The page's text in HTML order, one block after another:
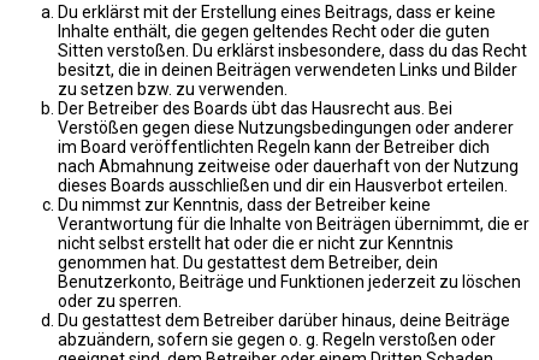
Du erklärst mit der Erstellung eines Beitrags, dass er keine
Inhalte enthält, die gegen geltendes Recht oder die guten
Sitten verstoßen. Du erklärst insbesondere, dass du das Recht
besitzt, die in deinen Beiträgen verwendeten Links und Bilder
zu setzen bzw. zu verwenden.
Der Betreiber des Boards übt das Hausrecht aus. Bei
Verstößen gegen diese Nutzungsbedingungen oder anderer
im Board veröffentlichten Regeln kann der Betreiber dich
nach Abmahnung zeitweise oder dauerhaft von der Nutzung
dieses Boards ausschließen und dir ein Hausverbot erteilen.
Du nimmst zur Kenntnis, dass der Betreiber keine
Verantwortung für die Inhalte von Beiträgen übernimmt, die er
nicht selbst erstellt hat oder die er nicht zur Kenntnis
genommen hat. Du gestattest dem Betreiber, dein
Benutzerkonto, Beiträge und Funktionen jederzeit zu löschen
oder zu sperren.
Du gestattest dem Betreiber darüber hinaus, deine Beiträge
abzuändern, sofern sie gegen o. g. Regeln verstoßen oder